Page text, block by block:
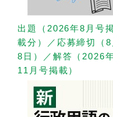
出題（2026年8月号掲
載分）／応募締切（8
8日）／解答（2026
11月号掲載）